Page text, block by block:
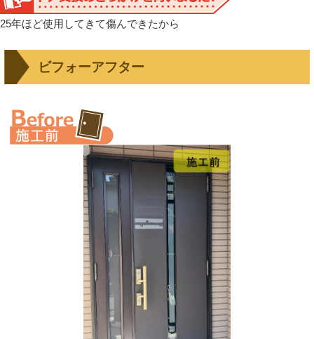
25年ほど使用してきて傷んできたから
ビフォーアフター